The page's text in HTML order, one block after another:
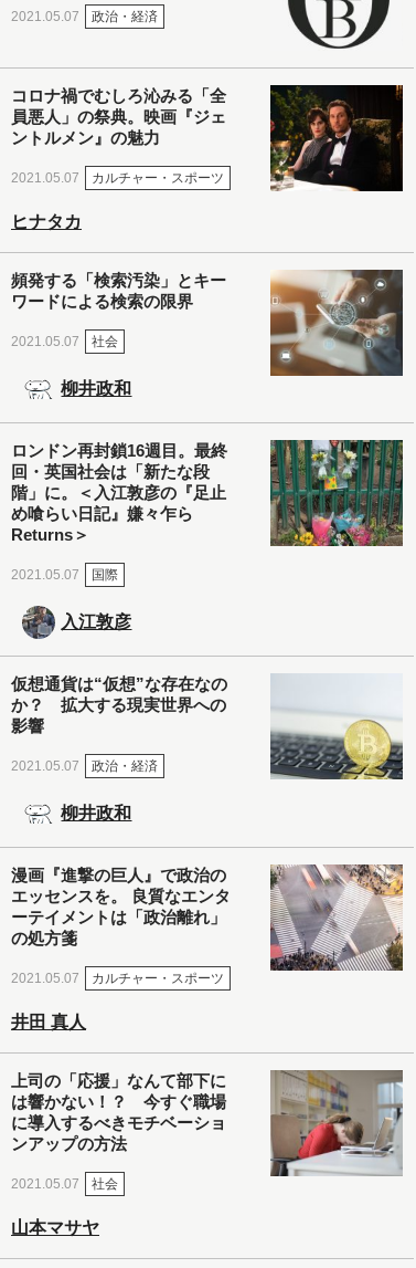
2021.05.07 政治・経済
コロナ禍でむしろ沁みる「全
員悪人」の祭典。映画『ジェ
ントルメン』の魅力
2021.05.07 カルチャー・スポーツ
ヒナタカ
頻発する「検索汚染」とキー
ワードによる検索の限界
2021.05.07 社会
柳井政和
ロンドン再封鎖16週目。最終
回・英国社会は「新たな段
階」に。＜入江敦彦の『足止
め喰らい日記』嫌々乍ら
Returns＞
2021.05.07 国際
入江敦彦
仮想通貨は“仮想”な存在なの
か？ 拡大する現実世界への
影響
2021.05.07 政治・経済
柳井政和
漫画『進撃の巨人』で政治の
エッセンスを。 良質なエンタ
ーテイメントは「政治離れ」
の処方箋
2021.05.07 カルチャー・スポーツ
井田 真人
上司の「応援」なんて部下に
は響かない！？ 今すぐ職場
に導入するべきモチベーショ
ンアップの方法
2021.05.07 社会
山本マサヤ